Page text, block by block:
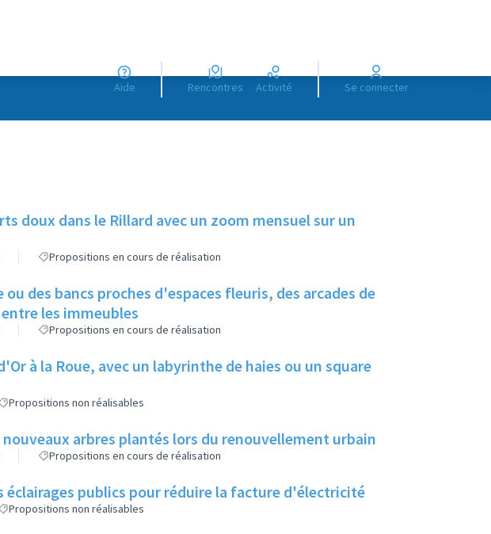
Aide Rencontres Activité Se connecter
doux dans le Rillard avec un zoom mensuel sur un
Propositions en cours de réalisation
des bancs proches d'espaces fleuris, des arcades de
les immeubles
Propositions en cours de réalisation
à la Roue, avec un labyrinthe de haies ou un square
Propositions non réalisables
les nouveaux arbres plantés lors du renouvellement urbain
Propositions en cours de réalisation
éclairages publics pour réduire la facture d'électricité
Propositions non réalisables